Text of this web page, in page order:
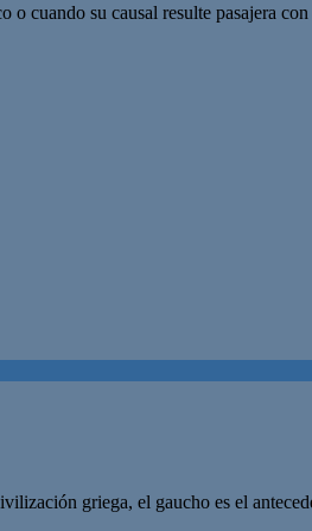
cuando su causal resulte pasajera
griega, el gaucho es el